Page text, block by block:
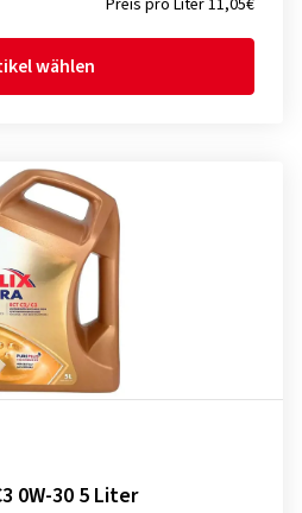
Preis pro Liter 11,05€
wählen
0W-30 5 Liter